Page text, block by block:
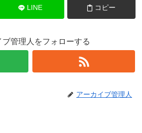
LINE コピー
ブ管理人をフォローする
アーカイブ管理人